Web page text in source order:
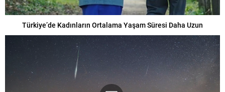
Türkiye’de Kadınların Ortalama Yaşam Süresi Daha Uzun